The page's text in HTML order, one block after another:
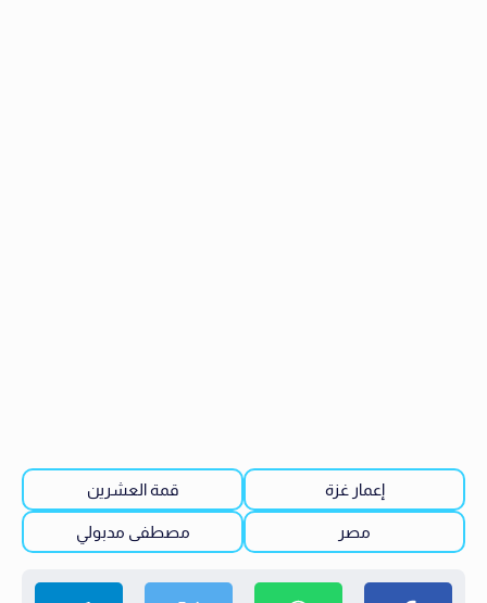
إعمار غزة قمة العشرين
مصر مصطفى مدبولي